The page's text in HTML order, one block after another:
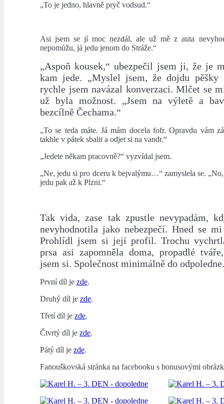
„To je jedno, hlavně pryč vodsud.“
Asi jsem se jí moc nezdál, ale už mě z auta
nepomůžu, já jedu jenom do Stráže.“
„Aspoň kousek,“ ubezpečil jsem ji, že je
kam jede. „Myslel jsem, že dojdu pěšky
rychle jsem navázal konverzaci. Mlčet se
už byla možnost. „Jsem na výletě a
bezcílně Čechama.“
„To se teda máte. Já mám docela fofr. Opravdu vám
takhle v pátek sbalit a odjet si na vandr.“
„Jedete někam pracovně?“ vyzvídal jsem.
„Ne, jedu si pro dceru k bejvalýmu…“ zamyslela se.
jedu pak až k Plzni.“
Tak vida, zase tak zpustle nevypadám,
nevyhodnotila jako nebezpečí. Hned se
Prohlídl jsem si její profil. Trochu
prsa asi zapomněla doma, propadlé
jsem si. Společnost minimálně do odpoledne.
První díl je zde.
Druhý díl je zde.
Třetí díl je zde.
Čtvrtý díl je zde.
Pátý díl je zde.
Fanouškovská stránka na facebooku s bonusovými